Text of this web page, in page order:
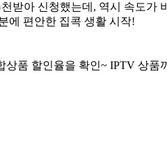
받아 신청했는데, 역시 속도가
에 편안한 집콕 생활 시작!
품 할인율을 확인~ IPTV 상품